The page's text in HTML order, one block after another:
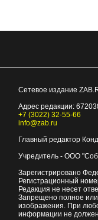
Сетевое издание
Адрес редакции:
+7 (3022) 32-55-66
info@zab.ru
Главный редактор
Учредитель - ООО
Зарегистрировано
Регистрационный
Редакция не несет
Запрещено полное или
изображения. При
информации не